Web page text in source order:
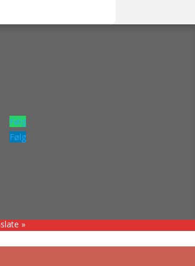
Følg
Følg
»